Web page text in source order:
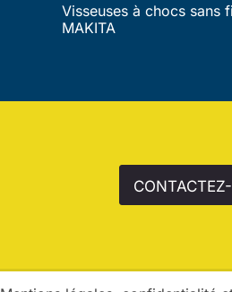
Visseuses à chocs sans
MAKITA